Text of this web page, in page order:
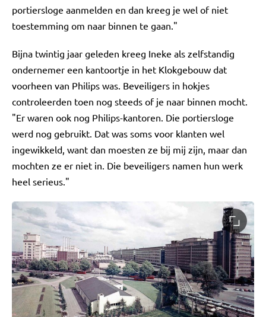
portiersloge aanmelden en dan kreeg je wel of niet
toestemming om naar binnen te gaan."
Bijna twintig jaar geleden kreeg Ineke als zelfstandig
ondernemer een kantoortje in het Klokgebouw dat
voorheen van Philips was. Beveiligers in hokjes
controleerden toen nog steeds of je naar binnen mocht.
"Er waren ook nog Philips-kantoren. Die portiersloge
werd nog gebruikt. Dat was soms voor klanten wel
ingewikkeld, want dan moesten ze bij mij zijn, maar dan
mochten ze er niet in. Die beveiligers namen hun werk
heel serieus."